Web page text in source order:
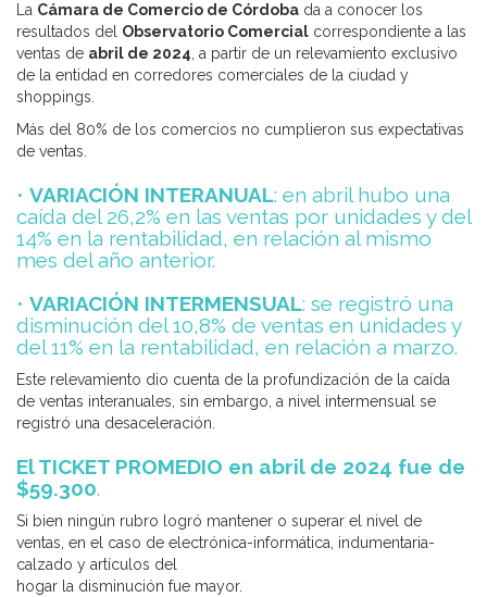
La Cámara de Comercio de Córdoba da a conocer los
resultados del Observatorio Comercial correspondiente a las
ventas de abril de 2024 , a partir de un relevamiento exclusivo
de la entidad en corredores comerciales de la ciudad y
shoppings.
Más del 80% de los comercios no cumplieron sus expectativas
de ventas.
• VARIACIÓN INTERANUAL: en abril hubo una
caída del 26,2% en las ventas por unidades y del
14% en la rentabilidad, en relación al mismo
mes del año anterior.
• VARIACIÓN INTERMENSUAL: se registró una
disminución del 10,8% de ventas en unidades y
del 11% en la rentabilidad, en relación a marzo.
Este relevamiento dio cuenta de la profundización de la caída
de ventas interanuales, sin embargo, a nivel intermensual se
registró una desaceleración.
El TICKET PROMEDIO en abril de 2024 fue de
$59.300.
Si bien ningún rubro logró mantener o superar el nivel de
ventas, en el caso de electrónica-informática, indumentaria-
calzado y artículos del
hogar la disminución fue mayor.